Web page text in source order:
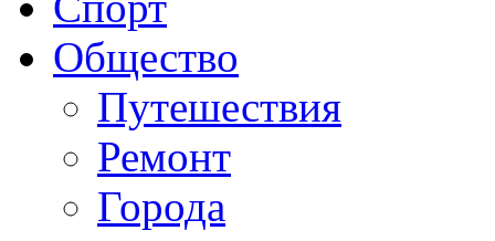
Общество
Путешествия
Ремонт
Города